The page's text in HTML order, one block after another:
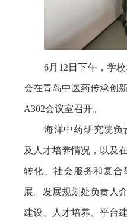
6月 12 日下午，学
会在青岛中医药传承创
A302会议室召开。
海洋中药研究院负
及人才培养情况，以及
转化、社会服务和复合
展。发展规划处负责人
建设、人才培养、平台